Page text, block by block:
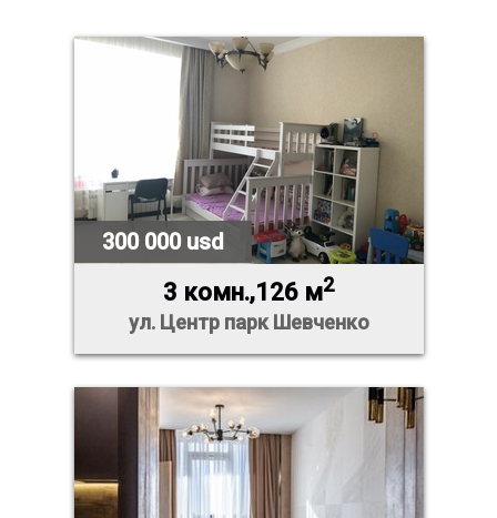
300 000 usd
3 комн.,126 м2
ул. Центр парк Шевченко